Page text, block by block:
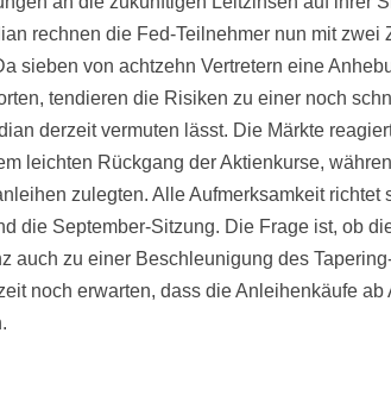
rechnen die Fed-Teilnehmer nun mit
sieben von achtzehn Vertretern eine
tendieren die Risiken zu einer noch
derzeit vermuten lässt. Die Märkte
leichten Rückgang der Aktienkurse,
zulegten. Alle Aufmerksamkeit richtet
die September-Sitzung. Die Frage ist, ob
auch zu einer Beschleunigung des
noch erwarten, dass die Anleihenkäufe ab